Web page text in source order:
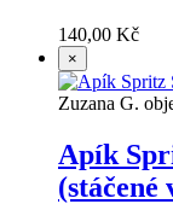
140,00 Kč
×
Zuzana G.
Apík
(stáčené